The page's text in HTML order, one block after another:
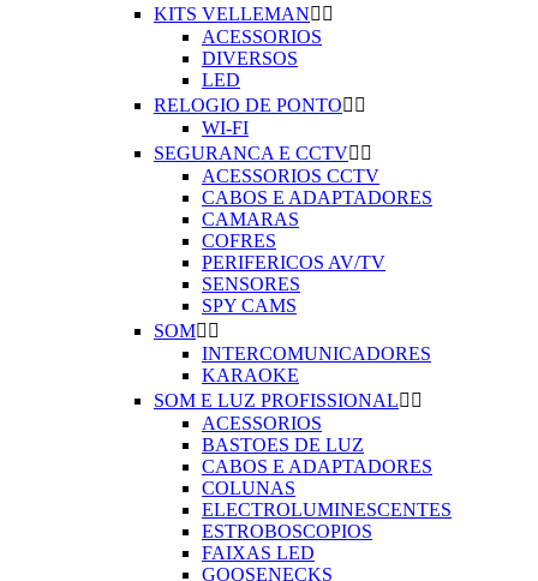
KITS VELLEMAN 
ACESSORIOS
DIVERSOS
LED
RELOGIO DE PONTO 
WI-FI
SEGURANCA E CCTV 
ACESSORIOS CCTV
CABOS E ADAPTADORES
CAMARAS
COFRES
PERIFERICOS AV/TV
SENSORES
SPY CAMS
SOM 
INTERCOMUNICADORES
KARAOKE
SOM E LUZ PROFISSIONAL 
ACESSORIOS
BASTOES DE LUZ
CABOS E ADAPTADORES
COLUNAS
ELECTROLUMINESCENTES
ESTROBOSCOPIOS
FAIXAS LED
GOOSENECKS